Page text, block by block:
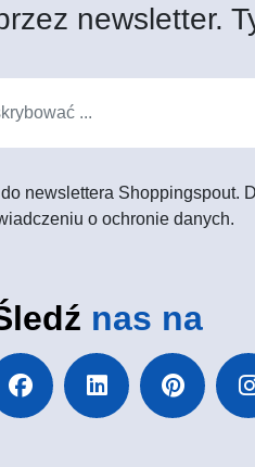
newsletter.
newslettera Shoppingspout.
o ochronie danych.
nas na